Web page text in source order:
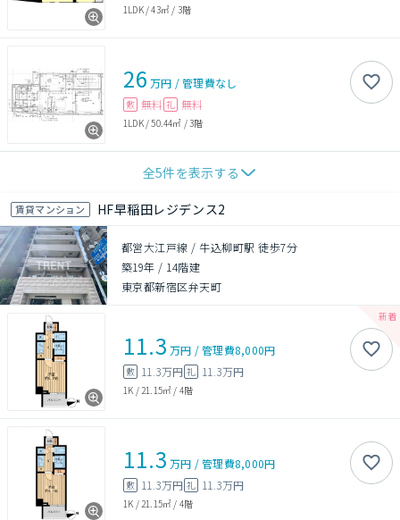
1LDK/43㎡ / 3階
26 万円 /管理費なし
敷 無料 礼 無料
1LDK/50.44㎡ /3階
全5件を表示する
賃貸マンション HF早稲田レジデンス2
都営大江戸線 / 牛込柳町駅 徒歩7分
築19年 / 14階建
東京都新宿区弁天町
11.3 万円 /管理費8,000円
敷 11.3万円 礼 11.3万円
1K / 21.15㎡ / 4階
11.3 万円 /管理費8,000円
敷 11.3万円 礼 11.3万円
1K / 21.15㎡ / 4階